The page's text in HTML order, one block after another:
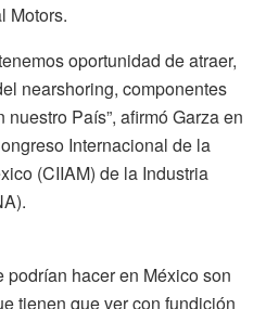
Motors.
oportunidad de atraer,
nearshoring, componentes
País”, afirmó Garza en
Internacional de la
(CIIAM) de la Industria
podrían hacer en México son
tienen que ver con fundición